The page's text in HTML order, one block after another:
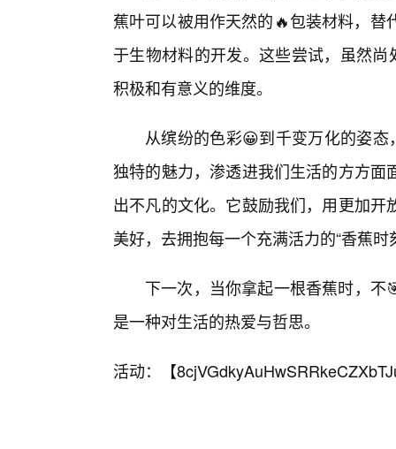
蕉叶可以被用作天然的🔥包装材料，
于生物材料的开发。这些尝试，虽然
积极和有意义的维度。
从缤纷的色彩😀到千变万化的姿态
独特的魅力，渗透进我们生活的方方
出不凡的文化。它鼓励我们，用更加
美好，去拥抱每一个充满活力的“香蕉时
下一次，当你拿起一根香蕉时，
是一种对生活的热爱与哲思。
活动：【